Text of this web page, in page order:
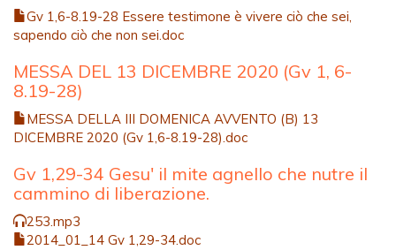
Gv 1,6-8.19-28 Essere testimone è vivere ciò che sei,
sapendo ciò che non sei.doc
MESSA DEL 13 DICEMBRE 2020 (Gv 1, 6-
8.19-28)
MESSA DELLA III DOMENICA AVVENTO (B) 13
DICEMBRE 2020 (Gv 1,6-8.19-28).doc
Gv 1,29-34 Gesu' il mite agnello che nutre il
cammino di liberazione.
253.mp3
2014_01_14 Gv 1,29-34.doc